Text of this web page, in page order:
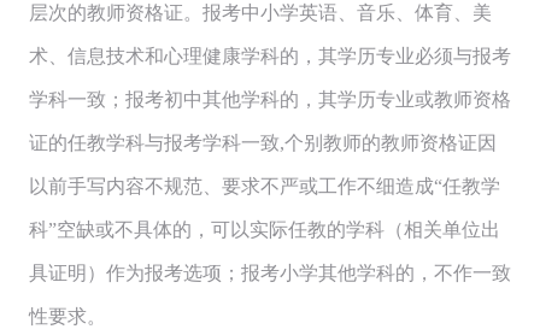
层次的教师资格证。报考中小学英语、音乐、体育、美
术、信息技术和心理健康学科的，其学历专业必须与报考
学科一致；报考初中其他学科的，其学历专业或教师资格
证的任教学科与报考学科一致,个别教师的教师资格证因
以前手写内容不规范、要求不严或工作不细造成“任教学
科”空缺或不具体的，可以实际任教的学科（相关单位出
具证明）作为报考选项；报考小学其他学科的，不作一致
性要求。